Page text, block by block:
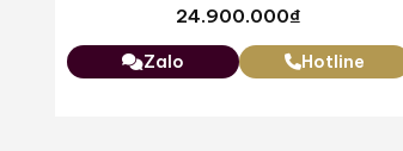
24.900.000₫
Zalo Hotline